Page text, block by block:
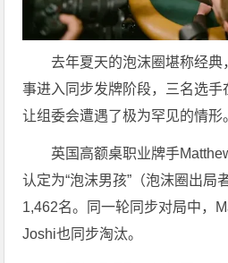
去年夏天的泡沫圈堪称经
事进入同步发牌阶段，三名选手
让组委会遭遇了极为罕见的情形
英国高额桌职业牌手
认定为“泡沫男孩”（泡沫圈出局
1,462名。同一轮同步对局中，
Joshi也同步淘汰。